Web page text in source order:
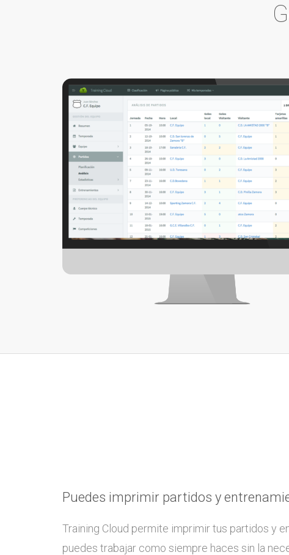
Puedes imprimir partidos y
Training Cloud permite imprimir tus partidos y
puedes trabajar como siempre haces sin la